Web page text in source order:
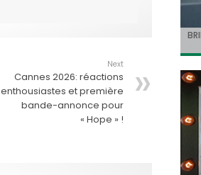
Next
Cannes 2026: réactions
enthousiastes et première
bande-annonce pour
« Hope » !
du
«
«